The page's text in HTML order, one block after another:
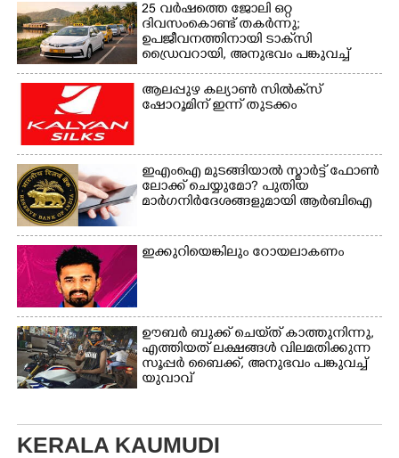
25 വർഷത്തെ ജോലി ഒറ്റ
ദിവസംകൊണ്ട് തകർന്നു;
ഉപജീവനത്തിനായി ടാക്‌സി
ഡ്രൈവറായി,​ അനുഭവം പങ്കുവച്ച്
യുവതി
ആലപ്പുഴ കല്യാൺ സിൽക്‌സ്
ഷോറൂമിന് ഇന്ന് തുടക്കം
ഇഎംഐ മുടങ്ങിയാൽ സ്മാർട്ട് ഫോൺ
ലോക്ക് ചെയ്യുമോ? പുതിയ
മാർഗനിർദേശങ്ങളുമായി ആർബിഐ
ഇക്കുറിയെങ്കിലും റോയലാകണം
ഊബർ ബുക്ക് ചെയ്‌ത് കാത്തുനിന്നു,​
എത്തിയത് ലക്ഷങ്ങൾ വിലമതിക്കുന്ന
സൂപ്പർ ബൈക്ക്,​ അനുഭവം പങ്കുവച്ച്
യുവാവ്
KERALA KAUMUDI